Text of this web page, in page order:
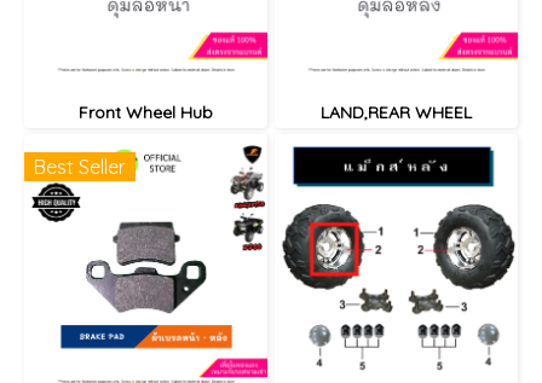
Front Wheel Hub LAND,REAR WHEEL
Best Seller